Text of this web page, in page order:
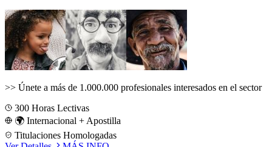
>> Únete a más de 1.000.000 profesionales interesados en el sector
300 Horas Lectivas
🌍 Internacional + Apostilla
Titulaciones Homologadas